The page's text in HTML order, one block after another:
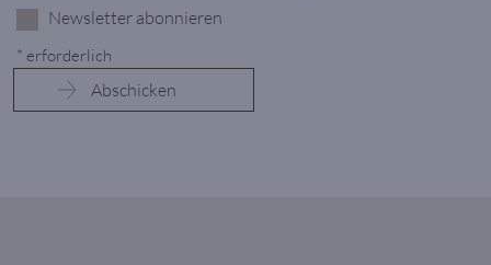
Newsletter abonnieren
* erforderlich